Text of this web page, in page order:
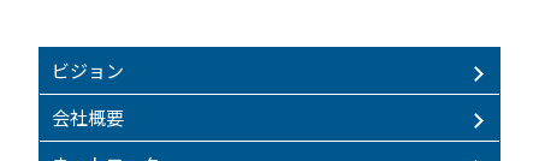
ビジョン
会社概要